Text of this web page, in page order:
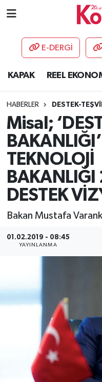
E-DERGİ
KAPAK REEL
HABERLER DESTEK-
Misal;
TEKNOLOJİ
BAKANLIĞI
DESTEK
Bakan Mustafa Varank
01.02.2019 - 08:45
YAYINLANMA
AKADEMİ
DESTEK-TEŞVİK
ETKİNLİK
GÜNCEL
HABERLER
KAPAK
SEKTÖR
SÖYLEŞİ
ÜLKE
YAŞAM